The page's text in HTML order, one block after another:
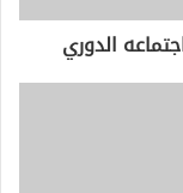
الدوري